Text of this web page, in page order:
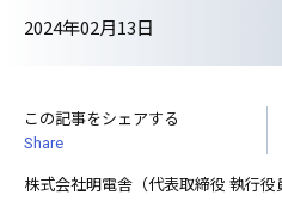
2024年02月13日
この記事をシェアする
Share
株式会社明電舎（代表取締役 執行